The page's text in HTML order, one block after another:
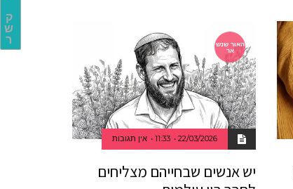
ק
ש
ר
האור שנש
אר
22/03/2026
11:33 אין תגובות
יש אנשים שבחייהם מצליחים